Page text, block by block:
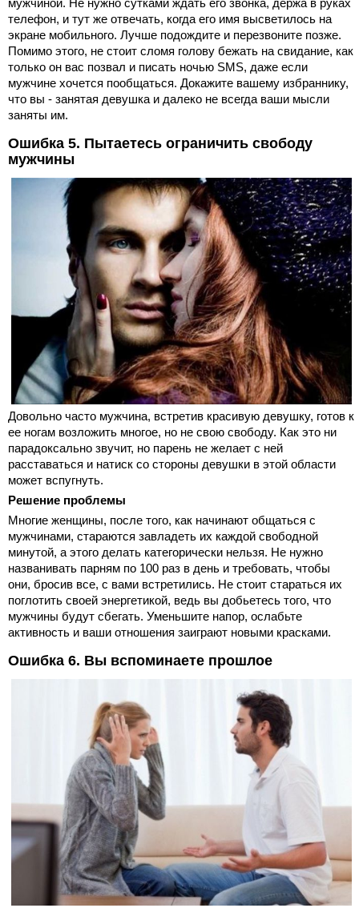
телефон, и тут же отвечать, когда его имя высветилось на
экране мобильного. Лучше подождите и перезвоните позже.
Помимо этого, не стоит сломя голову бежать на свидание, как
только он вас позвал и писать ночью SMS, даже если
мужчине хочется пообщаться. Докажите вашему избраннику,
что вы - занятая девушка и далеко не всегда ваши мысли
заняты им.
Ошибка 5. Пытаетесь ограничить свободу
мужчины
Довольно часто мужчина, встретив красивую девушку, готов к
ее ногам возложить многое, но не свою свободу. Как это ни
парадоксально звучит, но парень не желает с ней
расставаться и натиск со стороны девушки в этой области
может вспугнуть.
Решение проблемы
Многие женщины, после того, как начинают общаться с
мужчинами, стараются завладеть их каждой свободной
минутой, а этого делать категорически нельзя. Не нужно
названивать парням по 100 раз в день и требовать, чтобы
они, бросив все, с вами встретились. Не стоит стараться их
поглотить своей энергетикой, ведь вы добьетесь того, что
мужчины будут cбегать. Уменьшите напор, ослабьте
активность и ваши отношения заиграют новыми красками.
Ошибка 6. Вы вспоминаете прошлое